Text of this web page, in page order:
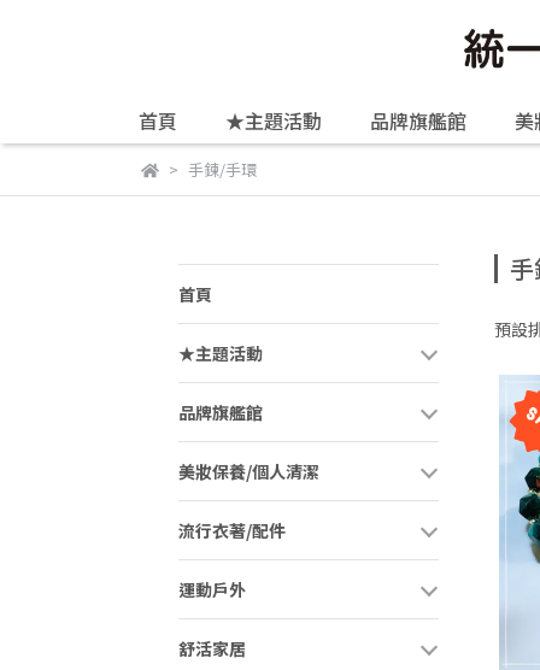
首頁 ★主題活動 品牌旗艦館 美
手鍊/手環
首頁
★主題活動
品牌旗艦館
美妝保養/個人清潔
流行衣著/配件
運動戶外
舒活家居
預設